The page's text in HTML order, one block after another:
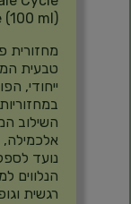
(100 ml)
טבעית
ייחודי,
השילוב
אלכמילה,
נועד
הנלווים
רגשית